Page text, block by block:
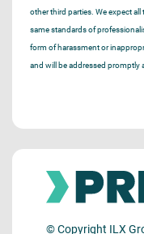
other third parties. We expect
same standards of
form of harassment or
and will be addressed promptly
© Copyright ILX